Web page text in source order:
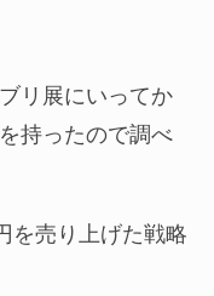
リ展にいってか
持ったので調べ
を売り上げた戦略